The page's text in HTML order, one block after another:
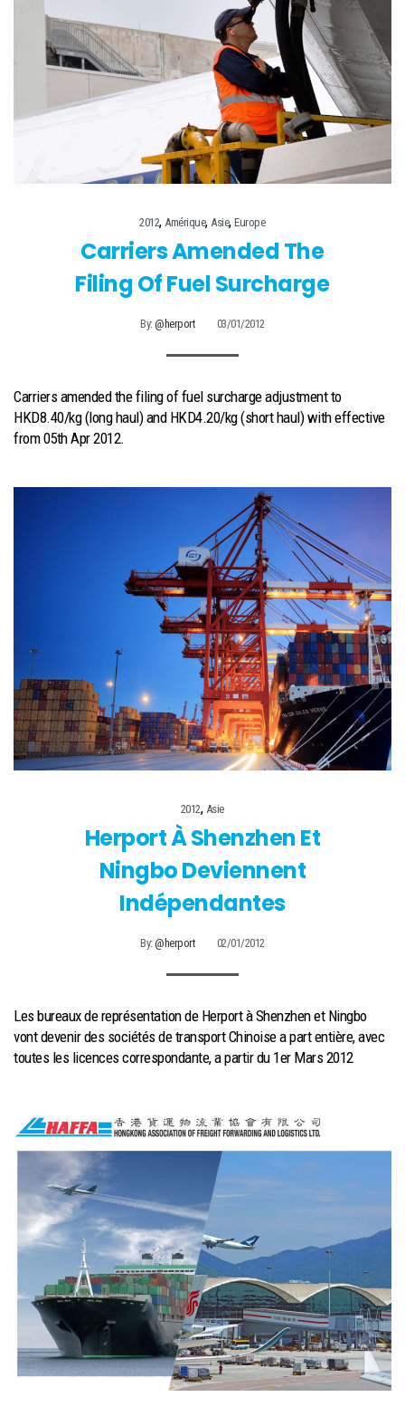
2012, Amérique, Asie,Europe
Carriers Amended The
Filing Of Fuel Surcharge
By:@herport 03/01/2012
Carriers amended the filing of fuel surcharge adjustment to
HKD8.40/kg (long haul) and HKD4.20/kg (short haul) with effective
from 05th Apr 2012.
2012, Asie
Herport À Shenzhen Et
Ningbo Deviennent
Indépendantes
By:@herport 02/01/2012
Les bureaux de représentation de Herport à Shenzhen et Ningbo
vont devenir des sociétés de transport Chinoise a part entière, avec
toutes les licences correspondante, a partir du 1er Mars 2012